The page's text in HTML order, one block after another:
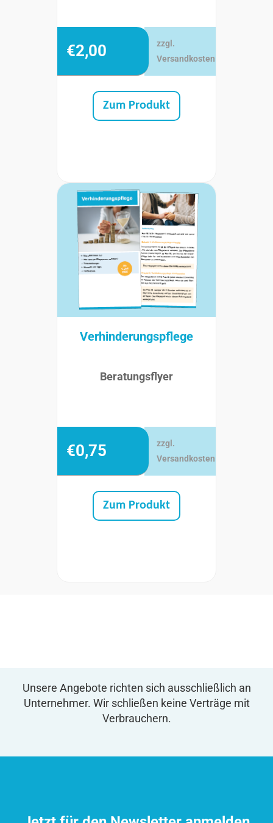
€2,00
zzgl.
Versandkosten
Zum Produkt
Verhinderungspflege
Beratungsflyer
€0,75
zzgl.
Versandkosten
Zum Produkt
Unsere Angebote richten sich ausschließlich an
Unternehmer. Wir schließen keine Verträge mit
Verbrauchern.